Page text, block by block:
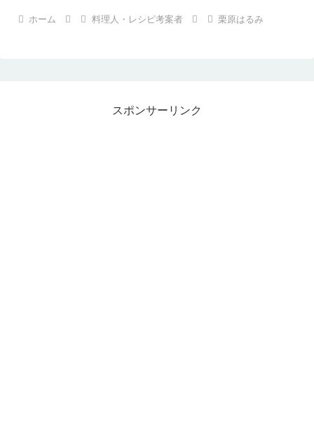
ホーム 料理人・レシピ考案者 栗原はるみ
スポンサーリンク